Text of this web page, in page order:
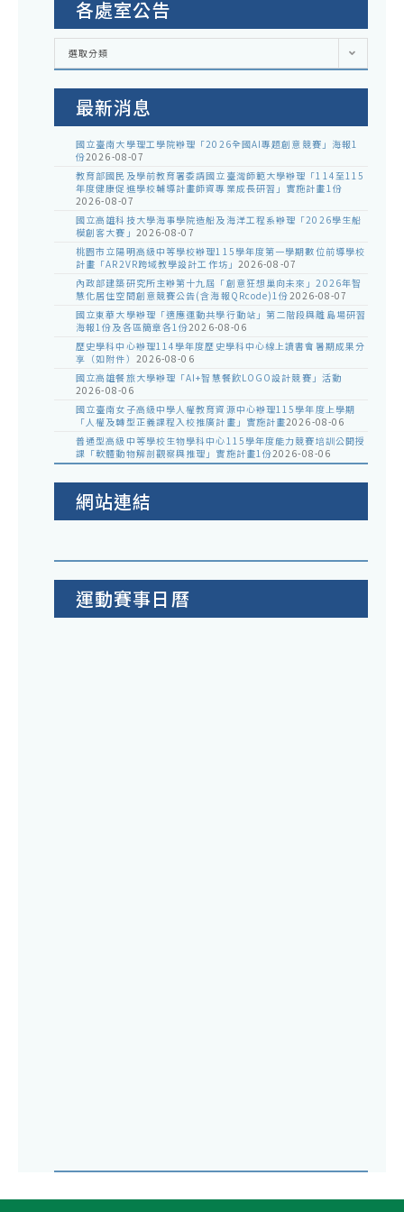
各處室公告
各
室
選取分類
最新消息
國立臺南大學理工學院辦理「2026全國AI專題創意競賽」海報1
份2026-08-07
教育部國民及學前教育署委請國立臺灣師範大學辦理「114至115
年度健康促進學校輔導計畫師資專業成長研習」實施計畫1份
2026-08-07
國立高雄科技大學海事學院造船及海洋工程系辦理「2026學生船
模創客大賽」 2026-08-07
桃園市立陽明高級中等學校辦理115學年度第一學期數位前導學校
計畫「AR2VR跨域教學設計工作坊」 2026-08-07
內政部建築研究所主辦第十九屆「創意狂想巢向未來」2026年智
慧化居住空間創意競賽公告(含海報QRcode)1份2026-08-07
國立東華大學辦理「適應運動共學行動站」第二階段與離島場研習
海報1份及各區簡章各1份2026-08-06
歷史學科中心辦理114學年度歷史學科中心線上讀書會暑期成果分
享（如附件） 2026-08-06
國立高雄餐旅大學辦理「AI+智慧餐飲LOGO設計競賽」活動
2026-08-06
國立臺南女子高級中學人權教育資源中心辦理115學年度上學期
「人權及轉型正義課程入校推廣計畫」實施計畫2026-08-06
普通型高級中等學校生物學科中心115學年度能力競賽培訓公開授
課「軟體動物解剖觀察與推理」實施計畫1份2026-08-06
網站連結
運動賽事日曆